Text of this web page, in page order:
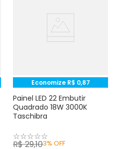
Economize R$ 0,87
Painel LED 22 Embutir
Quadrado 18W 3000K
Taschibra
☆☆☆☆☆
R$29,103% OFF